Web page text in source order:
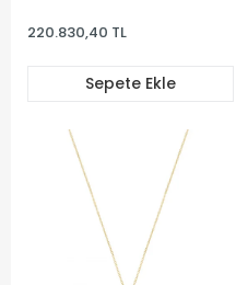
220.830,40 TL
Sepete Ekle